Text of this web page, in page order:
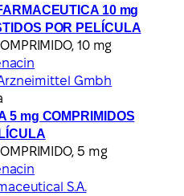
10 mg
POR PELÍCULA
10 mg
Gmbh
5 mg COMPRIMIDOS
5 mg
S.A.